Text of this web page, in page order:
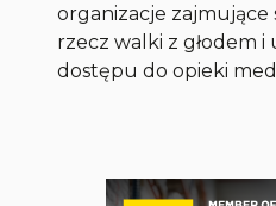
organizacje zajmujące
rzecz walki z głodem
dostępu do opieki